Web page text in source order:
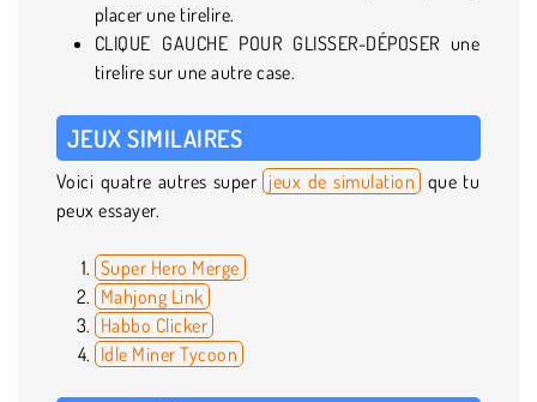
placer une tirelire.
CLIQUE GAUCHE POUR GLISSER-DÉPOSER une
tirelire sur une autre case.
JEUX SIMILAIRES
Voici quatre autres super jeux de simulation que tu
peux essayer.
Super Hero Merge
Mahjong Link
Habbo Clicker
Idle Miner Tycoon